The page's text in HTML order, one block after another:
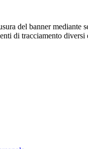
del banner
di tracciamento diversi